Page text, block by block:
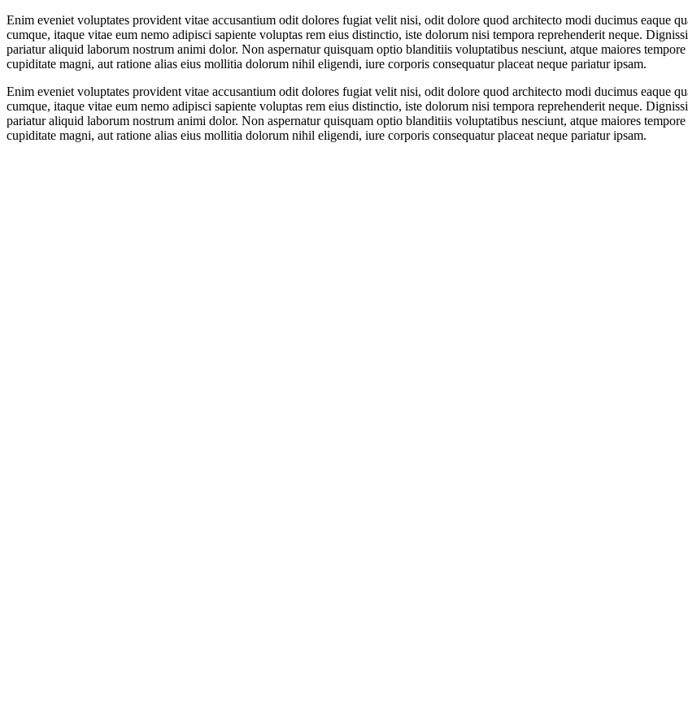
Enim eveniet voluptates provident vitae accusantium odit dolores fugiat velit nisi, odit dolore quod architecto modi ducimus eaque
cumque, itaque vitae eum nemo adipisci sapiente voluptas rem eius distinctio, iste dolorum nisi tempora reprehenderit neque.
pariatur aliquid laborum nostrum animi dolor. Non aspernatur quisquam optio blanditiis voluptatibus nesciunt, atque maiores
cupiditate magni, aut ratione alias eius mollitia dolorum nihil eligendi, iure corporis consequatur placeat neque pariatur ipsam.
Enim eveniet voluptates provident vitae accusantium odit dolores fugiat velit nisi, odit dolore quod architecto modi ducimus eaque
cumque, itaque vitae eum nemo adipisci sapiente voluptas rem eius distinctio, iste dolorum nisi tempora reprehenderit neque.
pariatur aliquid laborum nostrum animi dolor. Non aspernatur quisquam optio blanditiis voluptatibus nesciunt, atque maiores
cupiditate magni, aut ratione alias eius mollitia dolorum nihil eligendi, iure corporis consequatur placeat neque pariatur ipsam.